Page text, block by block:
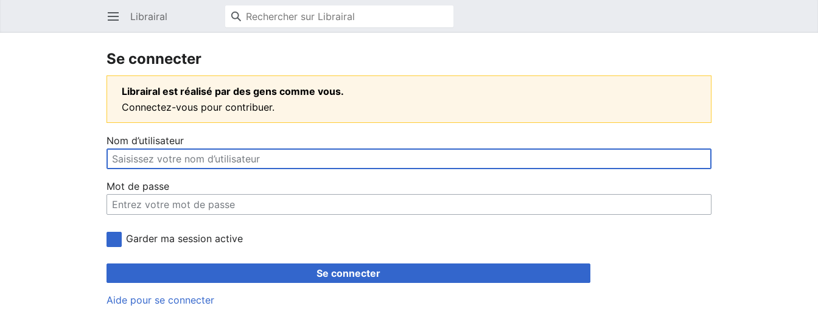
Ouvrir le menu principal Librairal
Se connecter
Librairal est réalisé par des gens comme vous.
Connectez-vous pour contribuer.
Nom d’utilisateur
Mot de passe
Garder ma session active
Se connecter
Aide pour se connecter